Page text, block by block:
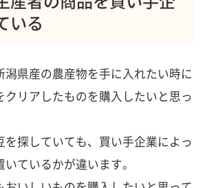
いる
潟県産の農産物を手に入れたい時に
クリアしたものを購入したいと思っ
を探していても、買い手企業によっ
ているかが違います。